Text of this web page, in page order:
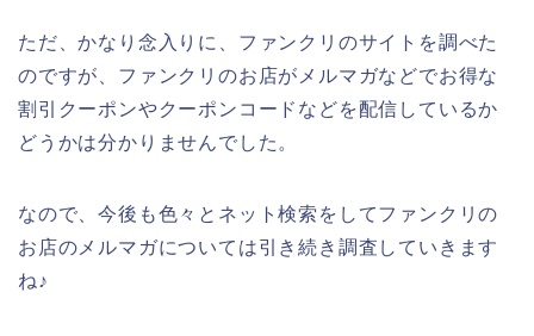
ただ、かなり念入りに、ファンクリのサイトを調べた
のですが、ファンクリのお店がメルマガなどでお得な
割引クーポンやクーポンコードなどを配信しているか
どうかは分かりませんでした。
なので、今後も色々とネット検索をしてファンクリの
お店のメルマガについては引き続き調査していきます
ね♪